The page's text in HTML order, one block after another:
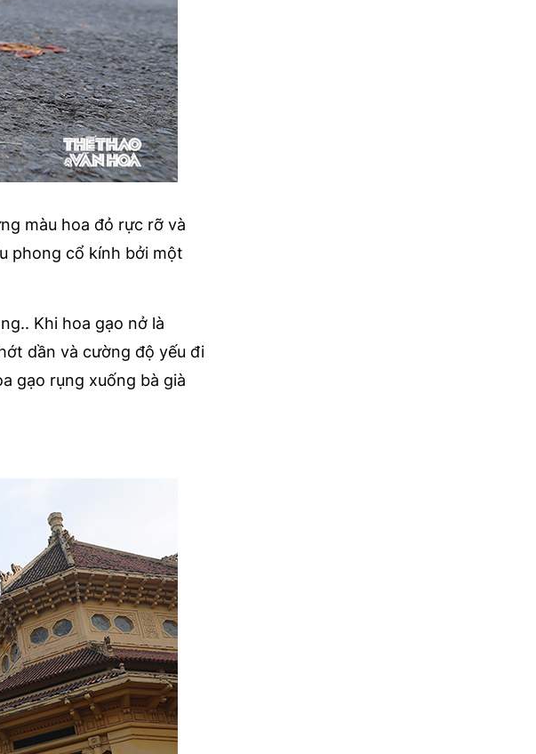
màu hoa đỏ rực rỡ và
phong cổ kính bởi một
Khi hoa gạo nở là
dần và cường độ yếu đi
gạo rụng xuống bà già